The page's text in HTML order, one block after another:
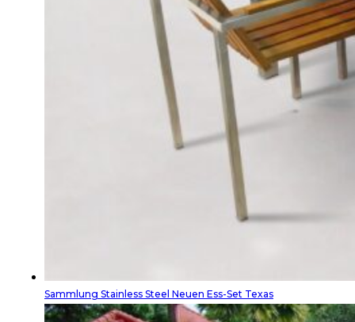
Sammlung Stainless Steel Neuen Ess-Set Texas